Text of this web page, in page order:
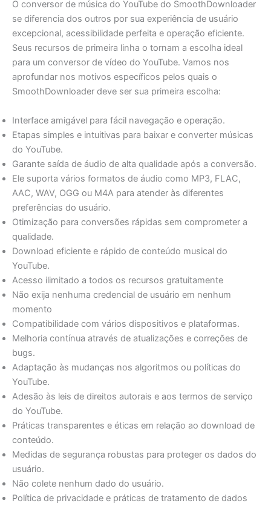
O conversor de música do YouTube do SmoothDownloader
se diferencia dos outros por sua experiência de usuário
excepcional, acessibilidade perfeita e operação eficiente.
Seus recursos de primeira linha o tornam a escolha ideal
para um conversor de vídeo do YouTube. Vamos nos
aprofundar nos motivos específicos pelos quais o
SmoothDownloader deve ser sua primeira escolha:
Interface amigável para fácil navegação e operação.
Etapas simples e intuitivas para baixar e converter músicas
do YouTube.
Garante saída de áudio de alta qualidade após a conversão.
Ele suporta vários formatos de áudio como MP3, FLAC,
AAC, WAV, OGG ou M4A para atender às diferentes
preferências do usuário.
Otimização para conversões rápidas sem comprometer a
qualidade.
Download eficiente e rápido de conteúdo musical do
YouTube.
Acesso ilimitado a todos os recursos gratuitamente
Não exija nenhuma credencial de usuário em nenhum
momento
Compatibilidade com vários dispositivos e plataformas.
Melhoria contínua através de atualizações e correções de
bugs.
Adaptação às mudanças nos algoritmos ou políticas do
YouTube.
Adesão às leis de direitos autorais e aos termos de serviço
do YouTube.
Práticas transparentes e éticas em relação ao download de
conteúdo.
Medidas de segurança robustas para proteger os dados do
usuário.
Não colete nenhum dado do usuário.
Política de privacidade e práticas de tratamento de dados